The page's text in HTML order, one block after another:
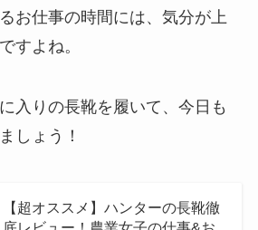
お仕事の時間には、気分が上
すよね。
入りの長靴を履いて、今日も
しょう！
【超オススメ】ハンターの長靴徹